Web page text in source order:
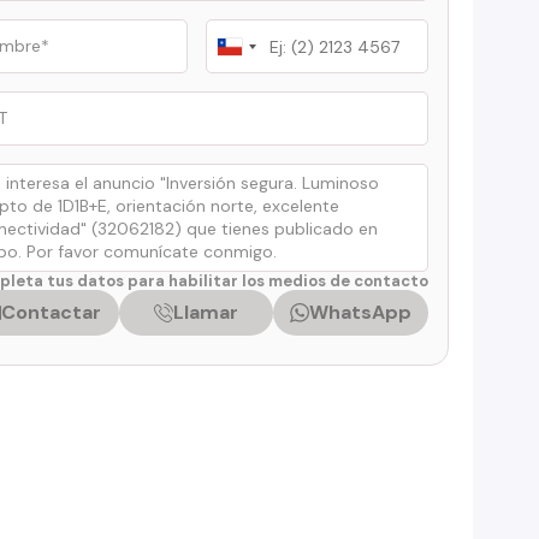
Chile
+56
tus datos para habilitar los medios de contacto
Contactar Llamar WhatsApp